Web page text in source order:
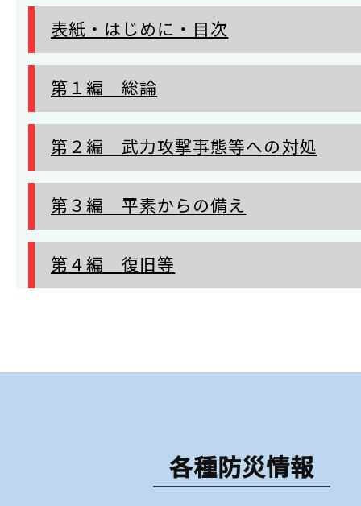
表紙・はじめに・目次
第１編 総論
第２編 武力攻撃事態等への対処
第３編 平素からの備え
第４編 復旧等
各種防災情報